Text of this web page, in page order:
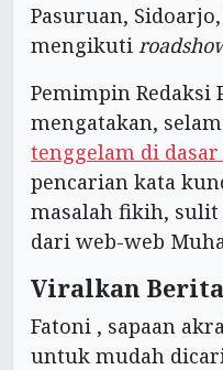
Pasuruan,
mengikuti
Pemimpin Redaksi
mengatakan,
tenggelam di dasar
pencarian kata
masalah fikih, sulit
dari web-web
Viralkan Berita
Fatoni , sapaan
untuk mudah